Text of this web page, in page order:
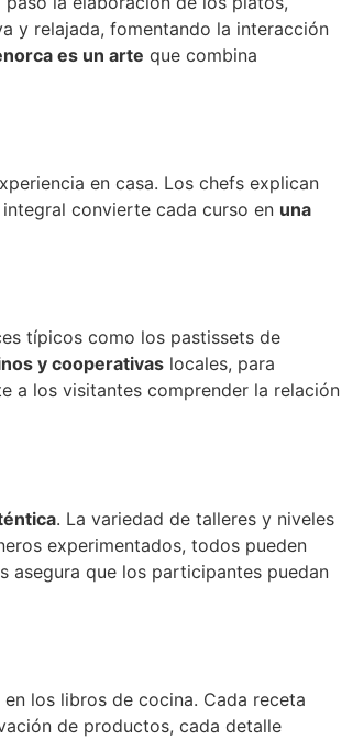
y relajada, fomentando la interacción
es un arte que combina
en casa. Los chefs explican
convierte cada curso en una
típicos como los pastissets de
y cooperativas locales, para
a los visitantes comprender la relación
. La variedad de talleres y niveles
experimentados, todos pueden
asegura que los participantes puedan
los libros de cocina. Cada receta
de productos, cada detalle